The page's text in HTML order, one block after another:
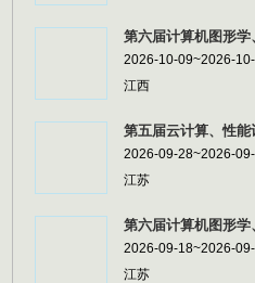
第六届计算机图形
2026-10-09~2026-
江西
第五届云计算、性
2026-09-28~2026-
江苏
第六届计算机图形
2026-09-18~2026-
江苏